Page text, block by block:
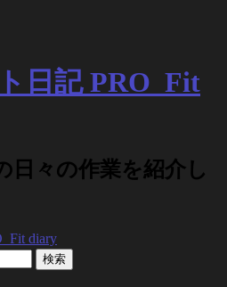
日記 PRO_Fit
日々の作業を紹介し